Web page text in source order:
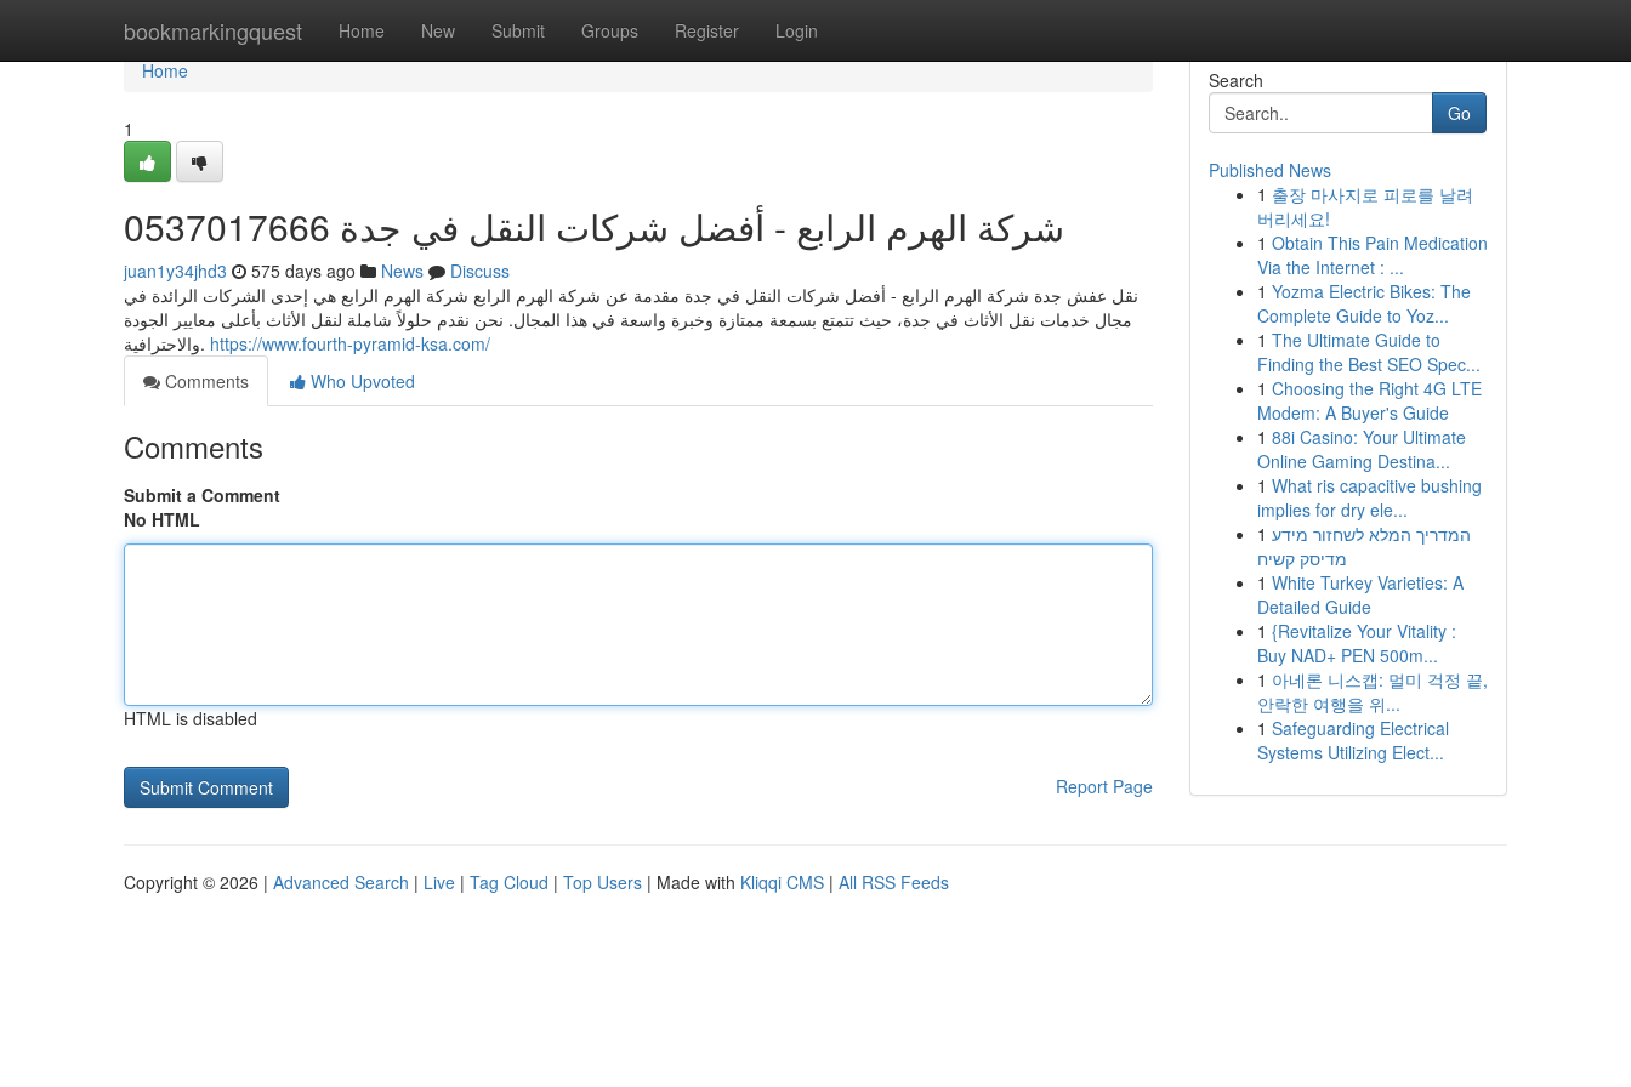
bookmarkingquest Home New Submit Groups Register Login
Home
Home
1
شركة الهرم الرابع - أفضل شركات النقل في جدة 0537017666
juan1y34jhd3 575 days ago News
Discuss
نقل عفش جدة شركة الهرم الرابع - أفضل شركات النقل في جدة مقدمة عن شركة الهرم الرابع شركة الهرم الرابع هي إحدى الشركات الرائدة في
مجال خدمات نقل الأثاث في جدة، حيث تتمتع بسمعة ممتازة وخبرة واسعة في هذا المجال. نحن نقدم حلولاً شاملة لنقل الأثاث بأعلى معايير الجودة
والاحترافية. https://www.fourth-pyramid-ksa.com/
Comments
Who Upvoted
Comments
Submit a Comment
No HTML
HTML is disabled
Report Page
Search
Go
Published News
1 출장 마사지로 피로를 날려
버리세요!
1 Obtain This Pain Medication
Via the Internet : ...
1 Yozma Electric Bikes: The
Complete Guide to Yoz...
1 The Ultimate Guide to
Finding the Best SEO Spec...
1 Choosing the Right 4G LTE
Modem: A Buyer's Guide
1 88i Casino: Your Ultimate
Online Gaming Destina...
1 What ris capacitive bushing
implies for dry ele...
1 המדריך המלא לשחזור מידע
מדיסק קשיח
1 White Turkey Varieties: A
Detailed Guide
1 {Revitalize Your Vitality :
Buy NAD+ PEN 500m...
1 아네론 니스캡: 멀미 걱정 끝,
안락한 여행을 위...
1 Safeguarding Electrical
Systems Utilizing Elect...
Copyright © 2026 | Advanced Search | Live | Tag Cloud | Top Users | Made with Kliqqi CMS | All RSS Feeds